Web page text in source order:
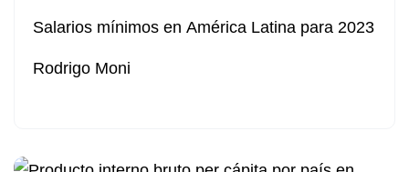
Salarios mínimos en América Latina para 2023
Rodrigo Moni